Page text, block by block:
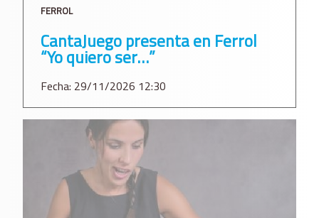
FERROL
CantaJuego presenta en Ferrol
“Yo quiero ser…”
Fecha: 29/11/2026 12:30